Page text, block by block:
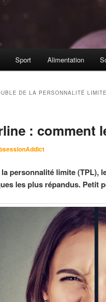
Sport Alimentation
DE LA PERSONNALITÉ LIMITE
: comment
personnalité limite (TPL),
les plus répandus. Petit